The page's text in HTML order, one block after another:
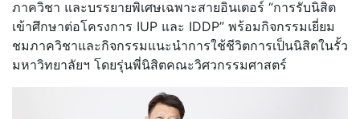
ภาควิชา และบรรยายพิเศษเฉพาะสายอินเตอร์ “การรับนิสิต
เข้าศึกษาต่อโครงการ IUP และ IDDP” พร้อมกิจกรรมเยี่ยม
ชมภาควิชาและกิจกรรมแนะนำการใช้ชีวิตการเป็นนิสิตในรั้ว
มหาวิทยาลัยฯ โดยรุ่นพี่นิสิตคณะวิศวกรรมศาสตร์